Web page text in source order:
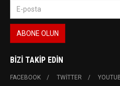
BIZI TAKIP EDIN
FACEBOOK TWITTER